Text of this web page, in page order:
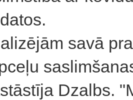
savā
Dzalbs.